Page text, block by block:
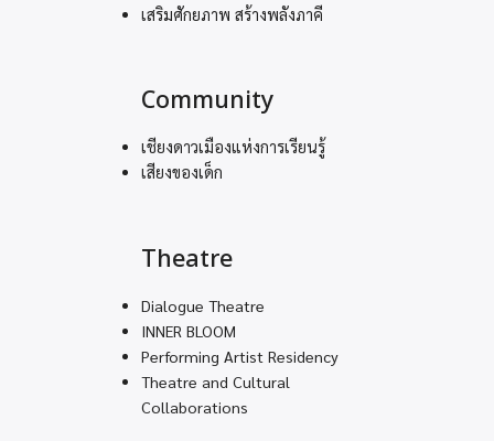
เสริมศักยภาพ สร้างพลังภาคี
Community
เชียงดาวเมืองแห่งการเรียนรู้
เสียงของเด็ก
Theatre
Dialogue Theatre
INNER BLOOM
Performing Artist Residency
Theatre and Cultural
Collaborations